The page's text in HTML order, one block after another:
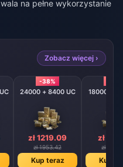
na pełne wykorzystanie
Zobacz więcej ›
-38%
24000 + 8400 UC
zł 1219.09
zł 1953.42
Kup teraz
18000 +
zł
zł
Kup